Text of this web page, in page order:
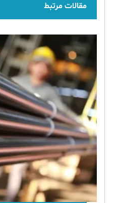
مقالات مرتبط